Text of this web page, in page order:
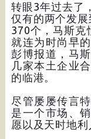
转眼3年过去了
仅有的两个发
370个，马斯克
就连为时尚早
彭博报道，马
几家本土企业
的临港。
尽管屡屡传言
是一个市场、
愿以及天时地利